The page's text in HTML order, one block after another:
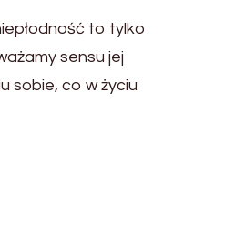
to tylko
sensu jej
sobie, co w życiu